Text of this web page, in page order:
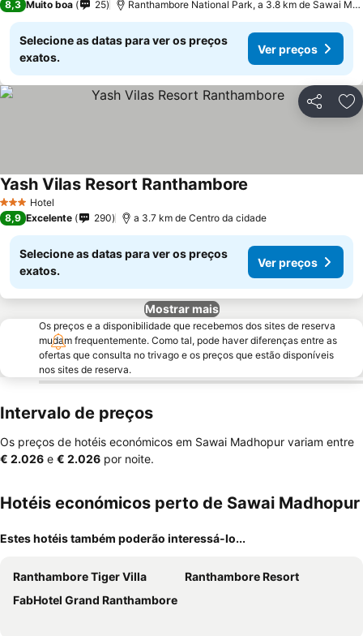
8,3 Muito boa 25 Ranthambore National Park, a 3.8 km de Sawai Madhopur
Selecione as datas para ver os preços
exatos.
Ver preços
Partilhar
3 EstrelasHotel
Yash Vilas Resort Ranthambore
8,9 Excelente 290 a 3.7 km de Centro da cidade
Selecione as datas para ver os preços
exatos.
Ver preços
Mostrar mais
Os preços e a disponibilidade que recebemos dos sites de reserva
mudam frequentemente. Como tal, pode haver diferenças entre as
ofertas que consulta no trivago e os preços que estão disponíveis
nos sites de reserva.
Intervalo de preços
Os preços de hotéis económicos em Sawai Madhopur variam entre
‎€ 2.026 e ‎€ 2.026 por noite.
Hotéis económicos perto de Sawai Madhopur
Estes hotéis também poderão interessá-lo...
Ranthambore Tiger Villa
Ranthambore Resort
FabHotel Grand Ranthambore